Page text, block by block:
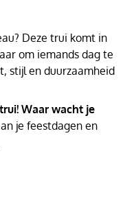
Deze trui komt in
om iemands dag te
stijl en duurzaamheid
Waar wacht je
je feestdagen en